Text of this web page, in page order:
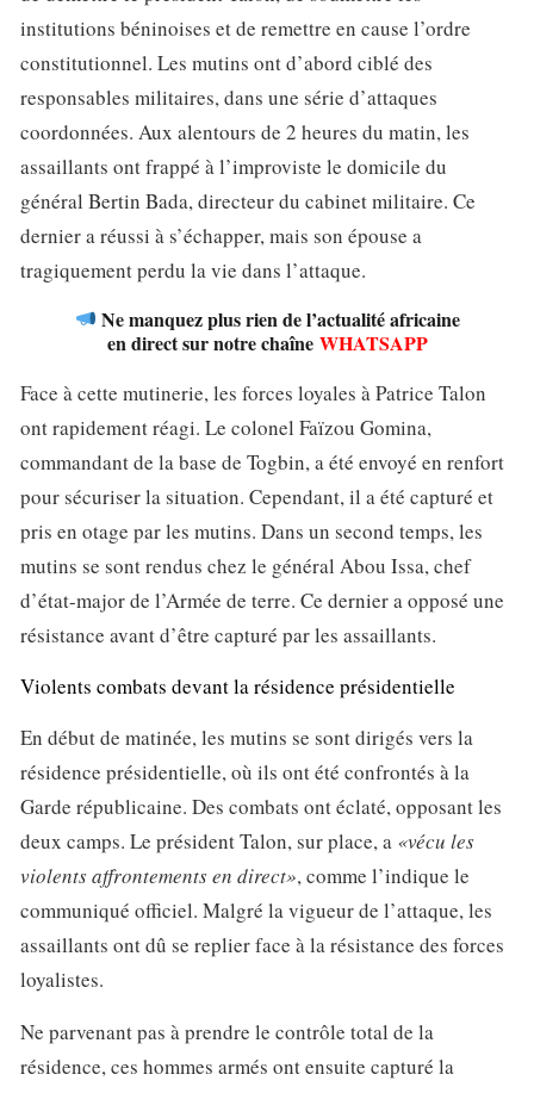
institutions béninoises et de remettre en cause l’ordre
constitutionnel. Les mutins ont d’abord ciblé des
responsables militaires, dans une série d’attaques
coordonnées. Aux alentours de 2 heures du matin, les
assaillants ont frappé à l’improviste le domicile du
général Bertin Bada, directeur du cabinet militaire. Ce
dernier a réussi à s’échapper, mais son épouse a
tragiquement perdu la vie dans l’attaque.
Ne manquez plus rien de l’actualité africaine
en direct sur notre chaîne WHATSAPP
Face à cette mutinerie, les forces loyales à Patrice Talon
ont rapidement réagi. Le colonel Faïzou Gomina,
commandant de la base de Togbin, a été envoyé en renfort
pour sécuriser la situation. Cependant, il a été capturé et
pris en otage par les mutins. Dans un second temps, les
mutins se sont rendus chez le général Abou Issa, chef
d’état-major de l’Armée de terre. Ce dernier a opposé une
résistance avant d’être capturé par les assaillants.
Violents combats devant la résidence présidentielle
En début de matinée, les mutins se sont dirigés vers la
résidence présidentielle, où ils ont été confrontés à la
Garde républicaine. Des combats ont éclaté, opposant les
deux camps. Le président Talon, sur place, a «vécu les
violents affrontements en direct», comme l’indique le
communiqué officiel. Malgré la vigueur de l’attaque, les
assaillants ont dû se replier face à la résistance des forces
loyalistes.
Ne parvenant pas à prendre le contrôle total de la
résidence, ces hommes armés ont ensuite capturé la